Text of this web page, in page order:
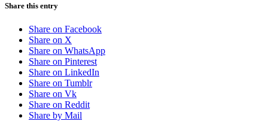
Share this entry
Share on Facebook
Share on X
Share on WhatsApp
Share on Pinterest
Share on LinkedIn
Share on Tumblr
Share on Vk
Share on Reddit
Share by Mail